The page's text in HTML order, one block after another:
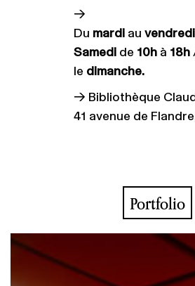
→
Du mardi au vendredi
Samedi de 10h à 18h
le dimanche.
→ Bibliothèque
41 avenue de
Portfolio